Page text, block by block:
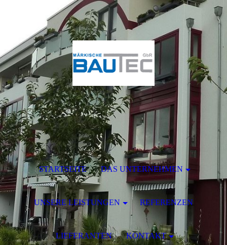
STARTSEITE DAS UNTERNEHMEN
UNSERE LEISTUNGEN REFERENZEN
LIEFERANTEN KONTAKT